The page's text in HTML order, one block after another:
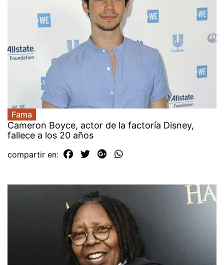
Fama
Cameron Boyce, actor de la factoría Disney,
fallece a los 20 años
compartir en: